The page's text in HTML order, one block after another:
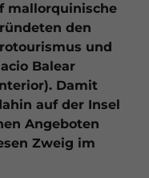
mallorquinische
den
und
Balear
Damit
auf der Insel
Angeboten
Zweig im